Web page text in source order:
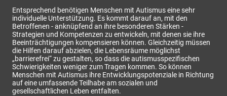
Entsprechend benötigen Menschen mit Autismus eine sehr
individuelle Unterstützung. Es kommt darauf an, mit den
Betroffenen - anknüpfend an ihre besonderen Stärken -
Strategien und Kompetenzen zu entwickeln, mit denen sie ihre
Beeinträchtigungen kompensieren können. Gleichzeitig müssen
die Hilfen darauf abzielen, die Lebensräume möglichst
„barrierefrei“ zu gestalten, so dass die autismusspezifischen
Schwierigkeiten weniger zum Tragen kommen. So können
Menschen mit Autismus ihre Entwicklungspotenziale in Richtung
auf eine umfassende Teilhabe am sozialen und
gesellschaftlichen Leben entfalten.